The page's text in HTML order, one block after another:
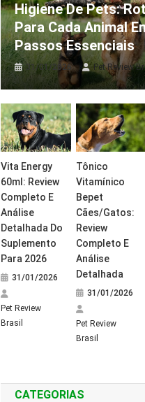
Higiene De Pets:
Para Cada Animal
Passos Essenciais
31/01/2026 Pet Review
Vita Energy
60ml: Review
Completo E
Análise
Detalhada Do
Suplemento
Para 2026
31/01/2026
Pet Review
Brasil
Tônico
Vitamínico
Bepet
Cães/Gatos:
Review
Completo E
Análise
Detalhada
31/01/2026
Pet Review
Brasil
CATEGORIAS